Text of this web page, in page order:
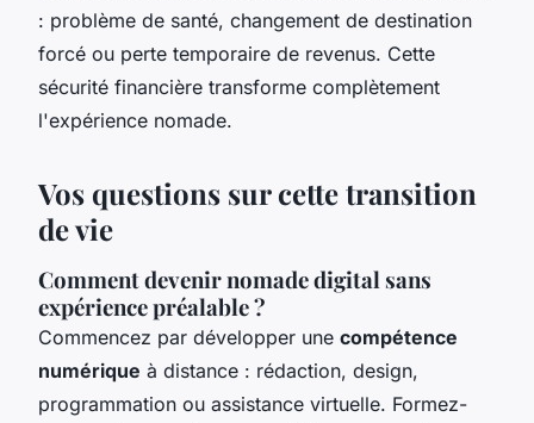
: problème de santé, changement de destination
forcé ou perte temporaire de revenus. Cette
sécurité financière transforme complètement
l'expérience nomade.
Vos questions sur cette transition
de vie
Comment devenir nomade digital sans
expérience préalable ?
Commencez par développer une compétence
numérique à distance : rédaction, design,
programmation ou assistance virtuelle. Formez-